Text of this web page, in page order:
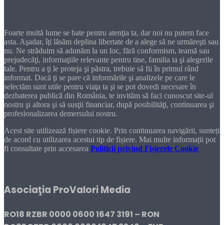
Foarte multă lume se bate pentru atenţia ta, dar noi nu putem face
asta. Aşadar, îţi lăsăm deplina libertate de a alege să ne urmăreşti sau
nu. Ne străduim să adunăm la un loc, fără conformism, teamă sau
prejudecăţi, informaţiile relevante pentru tine, familia ta şi alegerile
tale. Pentru a ţi le proteja şi păstra, trebuie să fii în primul rând
informat. Dacă ţi se pare că informările şi analizele pe care le
selectăm sunt utile pentru viaţa ta şi se pot dovedi necesare în
dezbaterea publică din România, te invităm să faci cunoscut site-ul
nostru şi altora şi să susţii financiar, după posibilităţi, continuarea şi
profesionalizarea demersului nostru.
Acest site utilizează fișiere cookie. Prin continuarea navigării, sunteți
de acord cu utilizarea acestui tip de fișiere. Mai multe informații pot
fi consultate prin accesarea Politicii privind Fișierele Cookie
Asociaţia ProValori Media
RO18 RZBR 0000 0600 1647 3191 – RON